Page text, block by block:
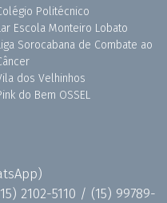
Politécnico
Escola Monteiro Lobato
Sorocabana de Combate ao
dos Velhinhos
do Bem OSSEL
2102-5110 / (15) 99789-